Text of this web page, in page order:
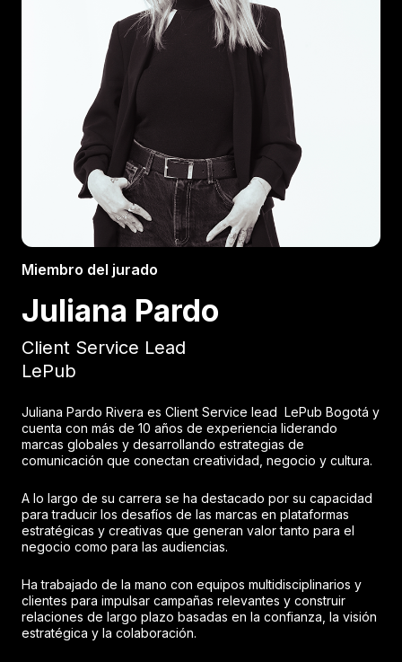
Miembro del jurado
Juliana Pardo
Client Service Lead
LePub
Juliana Pardo Rivera es Client Service lead LePub Bogotá y
cuenta con más de 10 años de experiencia liderando
marcas globales y desarrollando estrategias de
comunicación que conectan creatividad, negocio y cultura.
A lo largo de su carrera se ha destacado por su capacidad
para traducir los desafíos de las marcas en plataformas
estratégicas y creativas que generan valor tanto para el
negocio como para las audiencias.
Ha trabajado de la mano con equipos multidisciplinarios y
clientes para impulsar campañas relevantes y construir
relaciones de largo plazo basadas en la confianza, la visión
estratégica y la colaboración.